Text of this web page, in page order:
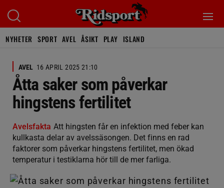
NYHETER SPORT AVEL ÅSIKT PLAY ISLAND
AVEL 16 APRIL 2025 21:10
Åtta saker som påverkar
hingstens fertilitet
Avelsfakta Att hingsten får en infektion med feber kan
kullkasta delar av avelssäsongen. Det finns en rad
faktorer som påverkar hingstens fertilitet, men ökad
temperatur i testiklarna hör till de mer farliga.